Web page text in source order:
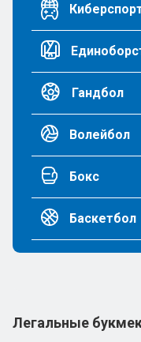
Гандбол
Волейбол
Бокс
Баскетбол
Легальные